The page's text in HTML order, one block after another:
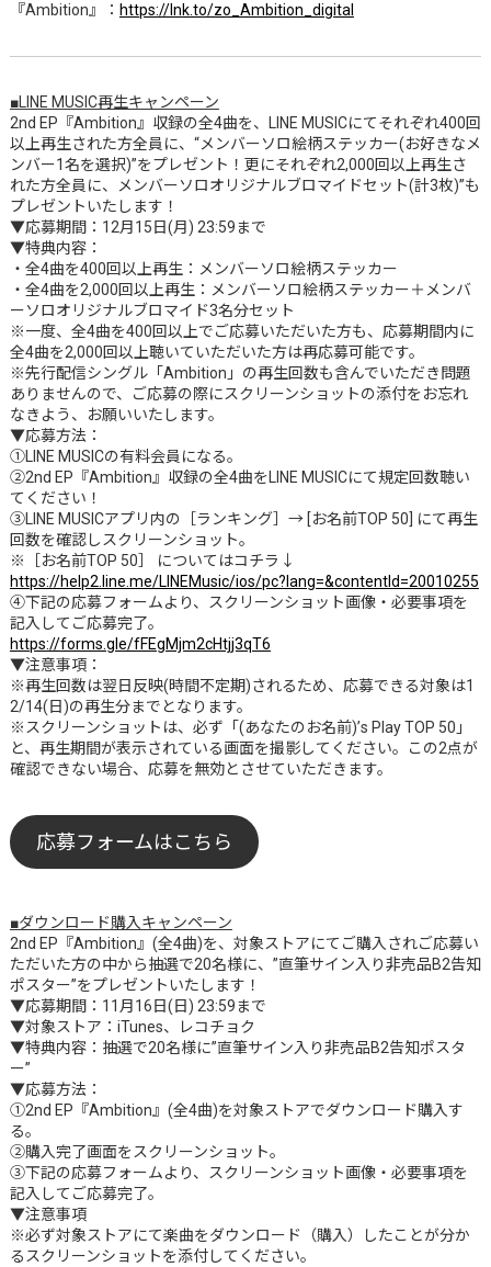
『Ambition』： https://lnk.to/zo_Ambition_digital
■LINE MUSIC再生キャンペーン
2nd EP『Ambition』収録の全4曲を、LINE MUSICにてそれぞれ400回
以上再生された方全員に、“メンバーソロ絵柄ステッカー(お好きなメ
ンバー1名を選択)”をプレゼント！更にそれぞれ2,000回以上再生さ
れた方全員に、メンバーソロオリジナルブロマイドセット(計3枚)”も
プレゼントいたします！
▼応募期間：12月15日(月) 23:59まで
▼特典内容：
・全4曲を400回以上再生：メンバーソロ絵柄ステッカー
・全4曲を2,000回以上再生：メンバーソロ絵柄ステッカー＋メンバ
ーソロオリジナルブロマイド3名分セット
※一度、全4曲を400回以上でご応募いただいた方も、応募期間内に
全4曲を2,000回以上聴いていただいた方は再応募可能です。
※先行配信シングル「Ambition」の再生回数も含んでいただき問題
ありませんので、ご応募の際にスクリーンショットの添付をお忘れ
なきよう、お願いいたします。
▼応募方法：
①LINE MUSICの有料会員になる。
②2nd EP『Ambition』収録の全4曲をLINE MUSICにて規定回数聴い
てください！
③LINE MUSICアプリ内の［ランキング］→ [お名前TOP 50] にて再生
回数を確認しスクリーンショット。
※［お名前TOP 50］ についてはコチラ↓
https://help2.line.me/LINEMusic/ios/pc?lang=&contentId=20010255
④下記の応募フォームより、スクリーンショット画像・必要事項を
記入してご応募完了。
https://forms.gle/fFEgMjm2cHtjj3qT6
▼注意事項：
※再生回数は翌日反映(時間不定期)されるため、応募できる対象は1
2/14(日)の再生分までとなります。
※スクリーンショットは、必ず「(あなたのお名前)’s Play TOP 50」
と、再生期間が表示されている画面を撮影してください。この2点が
確認できない場合、応募を無効とさせていただきます。
応募フォームはこちら
■ダウンロード購入キャンペーン
2nd EP『Ambition』(全4曲)を、対象ストアにてご購入されご応募い
ただいた方の中から抽選で20名様に、”直筆サイン入り非売品B2告知
ポスター”をプレゼントいたします！
▼応募期間：11月16日(日) 23:59まで
▼対象ストア：iTunes、レコチョク
▼特典内容：抽選で20名様に”直筆サイン入り非売品B2告知ポスタ
ー”
▼応募方法：
①2nd EP『Ambition』(全4曲)を対象ストアでダウンロード購入す
る。
②購入完了画面をスクリーンショット。
③下記の応募フォームより、スクリーンショット画像・必要事項を
記入してご応募完了。
▼注意事項
※必ず対象ストアにて楽曲をダウンロード（購入）したことが分か
るスクリーンショットを添付してください。